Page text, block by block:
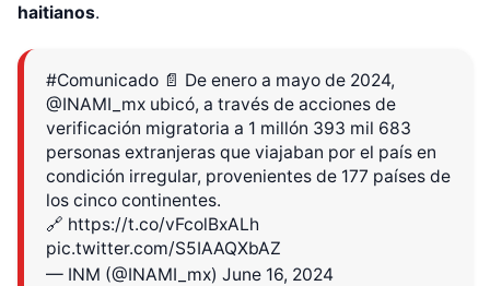
haitianos.
#Comunicado 📄 De enero a mayo de 2024,
@INAMI_mx ubicó, a través de acciones de
verificación migratoria a 1 millón 393 mil 683
personas extranjeras que viajaban por el país en
condición irregular, provenientes de 177 países de
los cinco continentes.
🔗 https://t.co/vFcolBxALh
pic.twitter.com/S5IAAQXbAZ
— INM (@INAMI_mx) June 16, 2024